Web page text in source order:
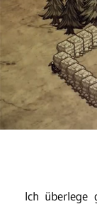
Ich überlege